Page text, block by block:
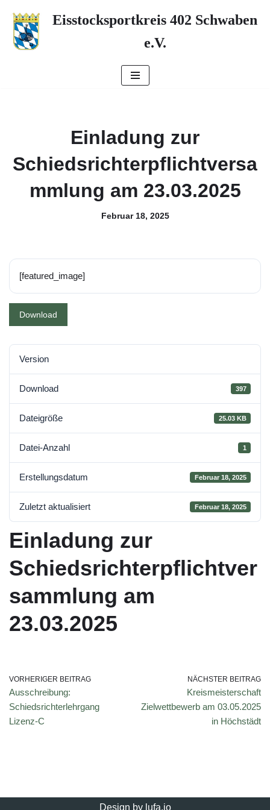
Zum
Inhalt
Eisstocksportkreis 402 Schwaben
e.V.
Einladung zur
Schiedsrichterpflichtversa
mmlung am 23.03.2025
Februar 18, 2025
[featured_image]
Download
Version
Download 397
Dateigröße 25.03 KB
Datei-Anzahl 1
Erstellungsdatum Februar 18, 2025
Zuletzt aktualisiert Februar 18, 2025
Einladung zur
Schiedsrichterpflichtver
sammlung am
23.03.2025
VORHERIGER BEITRAG
Ausschreibung:
Schiedsrichterlehrgang
Lizenz-C
NÄCHSTER BEITRAG
Kreismeisterschaft
Zielwettbewerb am 03.05.2025
in Höchstädt
Design by lufa.io